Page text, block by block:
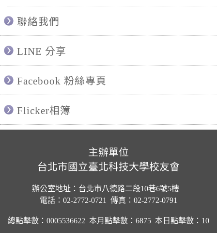
聯絡我們
LINE 分享
Facebook 粉絲專頁
Flicker相簿
主辦單位
台北市國立臺北科技大學校友會
辦公室地址：台北市八德路二段10巷6號5樓
電話：02-2772-0721 傳真：02-2772-0791
總點擊數：0005536622 本月點擊數：6875 本日點擊數：10